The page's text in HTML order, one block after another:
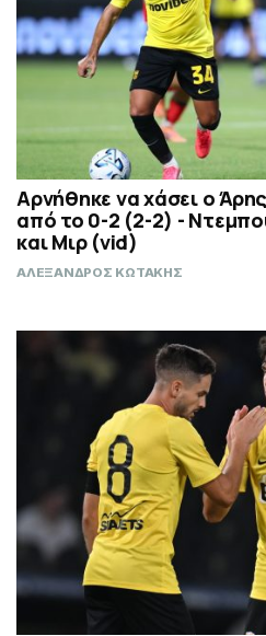
Αρνήθηκε να χάσει ο
από το 0-2 (2-2) -
και Μιρ (vid)
ΑΛΕΞΑΝΔΡΟΣ ΚΩΤΑΚΗΣ